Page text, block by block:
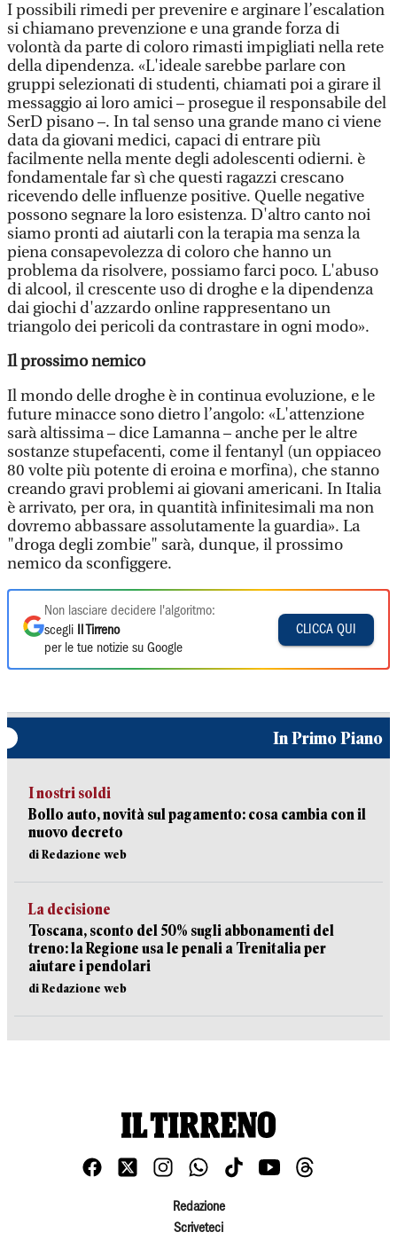
I possibili rimedi per prevenire e arginare l’escalation
si chiamano prevenzione e una grande forza di
volontà da parte di coloro rimasti impigliati nella rete
della dipendenza. «L'ideale sarebbe parlare con
gruppi selezionati di studenti, chiamati poi a girare il
messaggio ai loro amici – prosegue il responsabile del
SerD pisano –. In tal senso una grande mano ci viene
data da giovani medici, capaci di entrare più
facilmente nella mente degli adolescenti odierni. è
fondamentale far sì che questi ragazzi crescano
ricevendo delle influenze positive. Quelle negative
possono segnare la loro esistenza. D'altro canto noi
siamo pronti ad aiutarli con la terapia ma senza la
piena consapevolezza di coloro che hanno un
problema da risolvere, possiamo farci poco. L'abuso
di alcool, il crescente uso di droghe e la dipendenza
dai giochi d'azzardo online rappresentano un
triangolo dei pericoli da contrastare in ogni modo».
Il prossimo nemico
Il mondo delle droghe è in continua evoluzione, e le
future minacce sono dietro l’angolo: «L'attenzione
sarà altissima – dice Lamanna – anche per le altre
sostanze stupefacenti, come il fentanyl (un oppiaceo
80 volte più potente di eroina e morfina), che stanno
creando gravi problemi ai giovani americani. In Italia
è arrivato, per ora, in quantità infinitesimali ma non
dovremo abbassare assolutamente la guardia». La
"droga degli zombie" sarà, dunque, il prossimo
nemico da sconfiggere.
Non lasciare decidere l'algoritmo:
scegli
Il Tirreno
per le tue notizie su Google
CLICCA QUI
In Primo Piano
I nostri soldi
Bollo auto, novità sul pagamento: cosa cambia con il
nuovo decreto
di Redazione web
La decisione
Toscana, sconto del 50% sugli abbonamenti del
treno: la Regione usa le penali a Trenitalia per
aiutare i pendolari
di Redazione web
Redazione
Scriveteci